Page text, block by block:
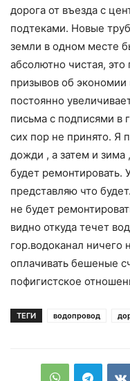
дорога от въезда с
подтеками. Новые
земли в одном месте
абсолютно чистая, это
призывов об
постоянно
письма с подписями в
сих пор не принято. Я
дожди , а затем и зима
будет ремонтировать.
представляю что
не будет
видно откуда течет
гор.водоканал ничего
оплачивать бешеные
пофигистское
ТЕГИ водопровод